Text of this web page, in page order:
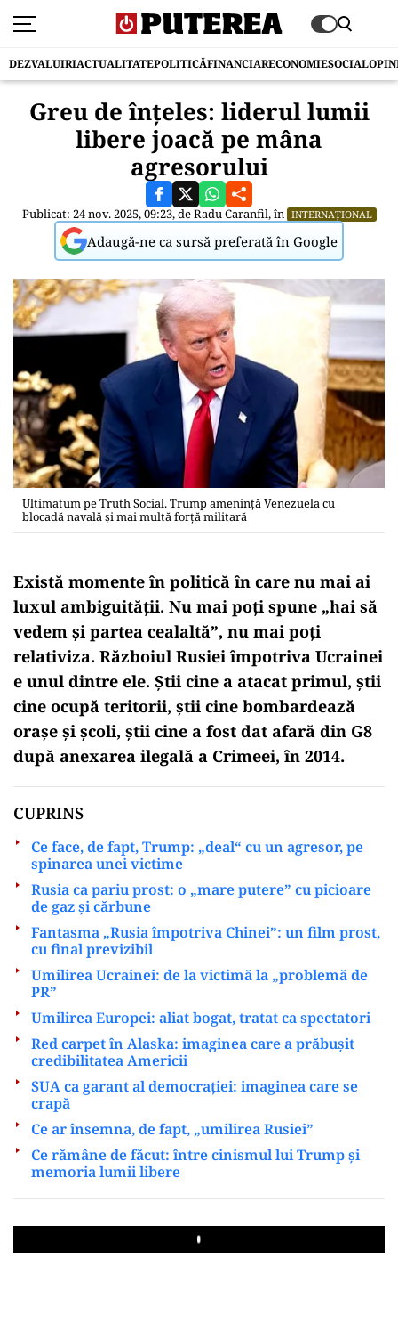
DEZVALUIRIACTUALITATEPOLITICĂFINANCIARECONOMIESOCIAL
Greu de înțeles: liderul lumii
libere joacă pe mâna
agresorului
Publicat: 24 nov. 2025, 09:23, deRadu Caranfil, în INTERNAȚIONAL
Adaugă-ne ca sursă preferată în Google
Ultimatum pe Truth Social. Trump amenință Venezuela cu
blocadă navală și mai multă forță militară
Există momente în politică în care nu mai ai
luxul ambiguității. Nu mai poți spune „hai să
vedem și partea cealaltă”, nu mai poți
relativiza. Războiul Rusiei împotriva Ucrainei
e unul dintre ele. Știi cine a atacat primul, știi
cine ocupă teritorii, știi cine bombardează
orașe și școli, știi cine a fost dat afară din G8
după anexarea ilegală a Crimeei, în 2014.
CUPRINS
Ce face, de fapt, Trump: „deal“ cu un agresor, pe
spinarea unei victime
Rusia ca pariu prost: o „mare putere” cu picioare
de gaz și cărbune
Fantasma „Rusia împotriva Chinei”: un film prost,
cu final previzibil
Umilirea Ucrainei: de la victimă la „problemă de
PR”
Umilirea Europei: aliat bogat, tratat ca spectatori
Red carpet în Alaska: imaginea care a prăbușit
credibilitatea Americii
SUA ca garant al democrației: imaginea care se
crapă
Ce ar însemna, de fapt, „umilirea Rusiei”
Ce rămâne de făcut: între cinismul lui Trump și
memoria lumii libere
Play